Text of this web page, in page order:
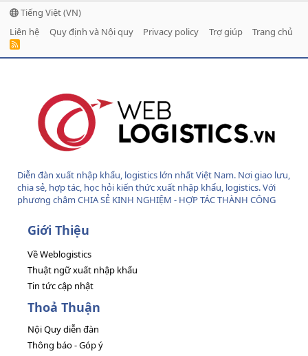
Tiếng Việt (VN)
Liên hệ
Quy định và Nội quy Privacy policy Trợ giúp Trang chủ
R
Diễn đàn xuất nhập khẩu, logistics lớn nhất Việt Nam. Nơi giao lưu,
chia sẻ, hợp tác, học hỏi kiến thức xuất nhập khẩu, logistics. Với
phương châm CHIA SẺ KINH NGHIỆM - HỢP TÁC THÀNH CÔNG
Giới Thiệu
Về Weblogistics
Thuật ngữ xuất nhập khẩu
Tin tức cập nhật
Thoả Thuận
Nội Quy diễn đàn
Thông báo - Góp ý